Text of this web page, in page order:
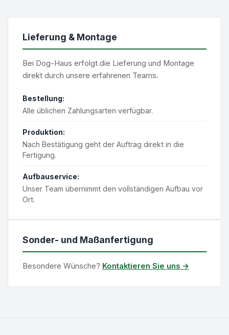
Lieferung & Montage
Bei Dog-Haus erfolgt die Lieferung und Montage
direkt durch unsere erfahrenen Teams.
Bestellung:
Alle üblichen Zahlungsarten verfügbar.
Produktion:
Nach Bestätigung geht der Auftrag direkt in die
Fertigung.
Aufbauservice:
Unser Team übernimmt den vollständigen Aufbau vor
Ort.
Sonder- und Maßanfertigung
Besondere Wünsche? Kontaktieren Sie uns →